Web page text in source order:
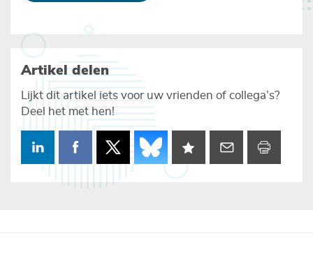
Artikel delen
Lijkt dit artikel iets voor uw vrienden of collega’s?
Deel het met hen!